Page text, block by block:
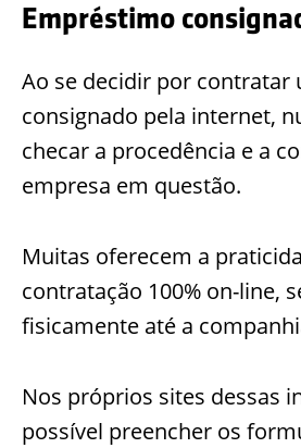
Empréstimo
Ao se decidir por
consignado pela internet,
checar a procedência e a
empresa em questão.
Muitas oferecem a
contratação 100% on-line,
fisicamente até a
Nos próprios sites dessas
possível preencher os